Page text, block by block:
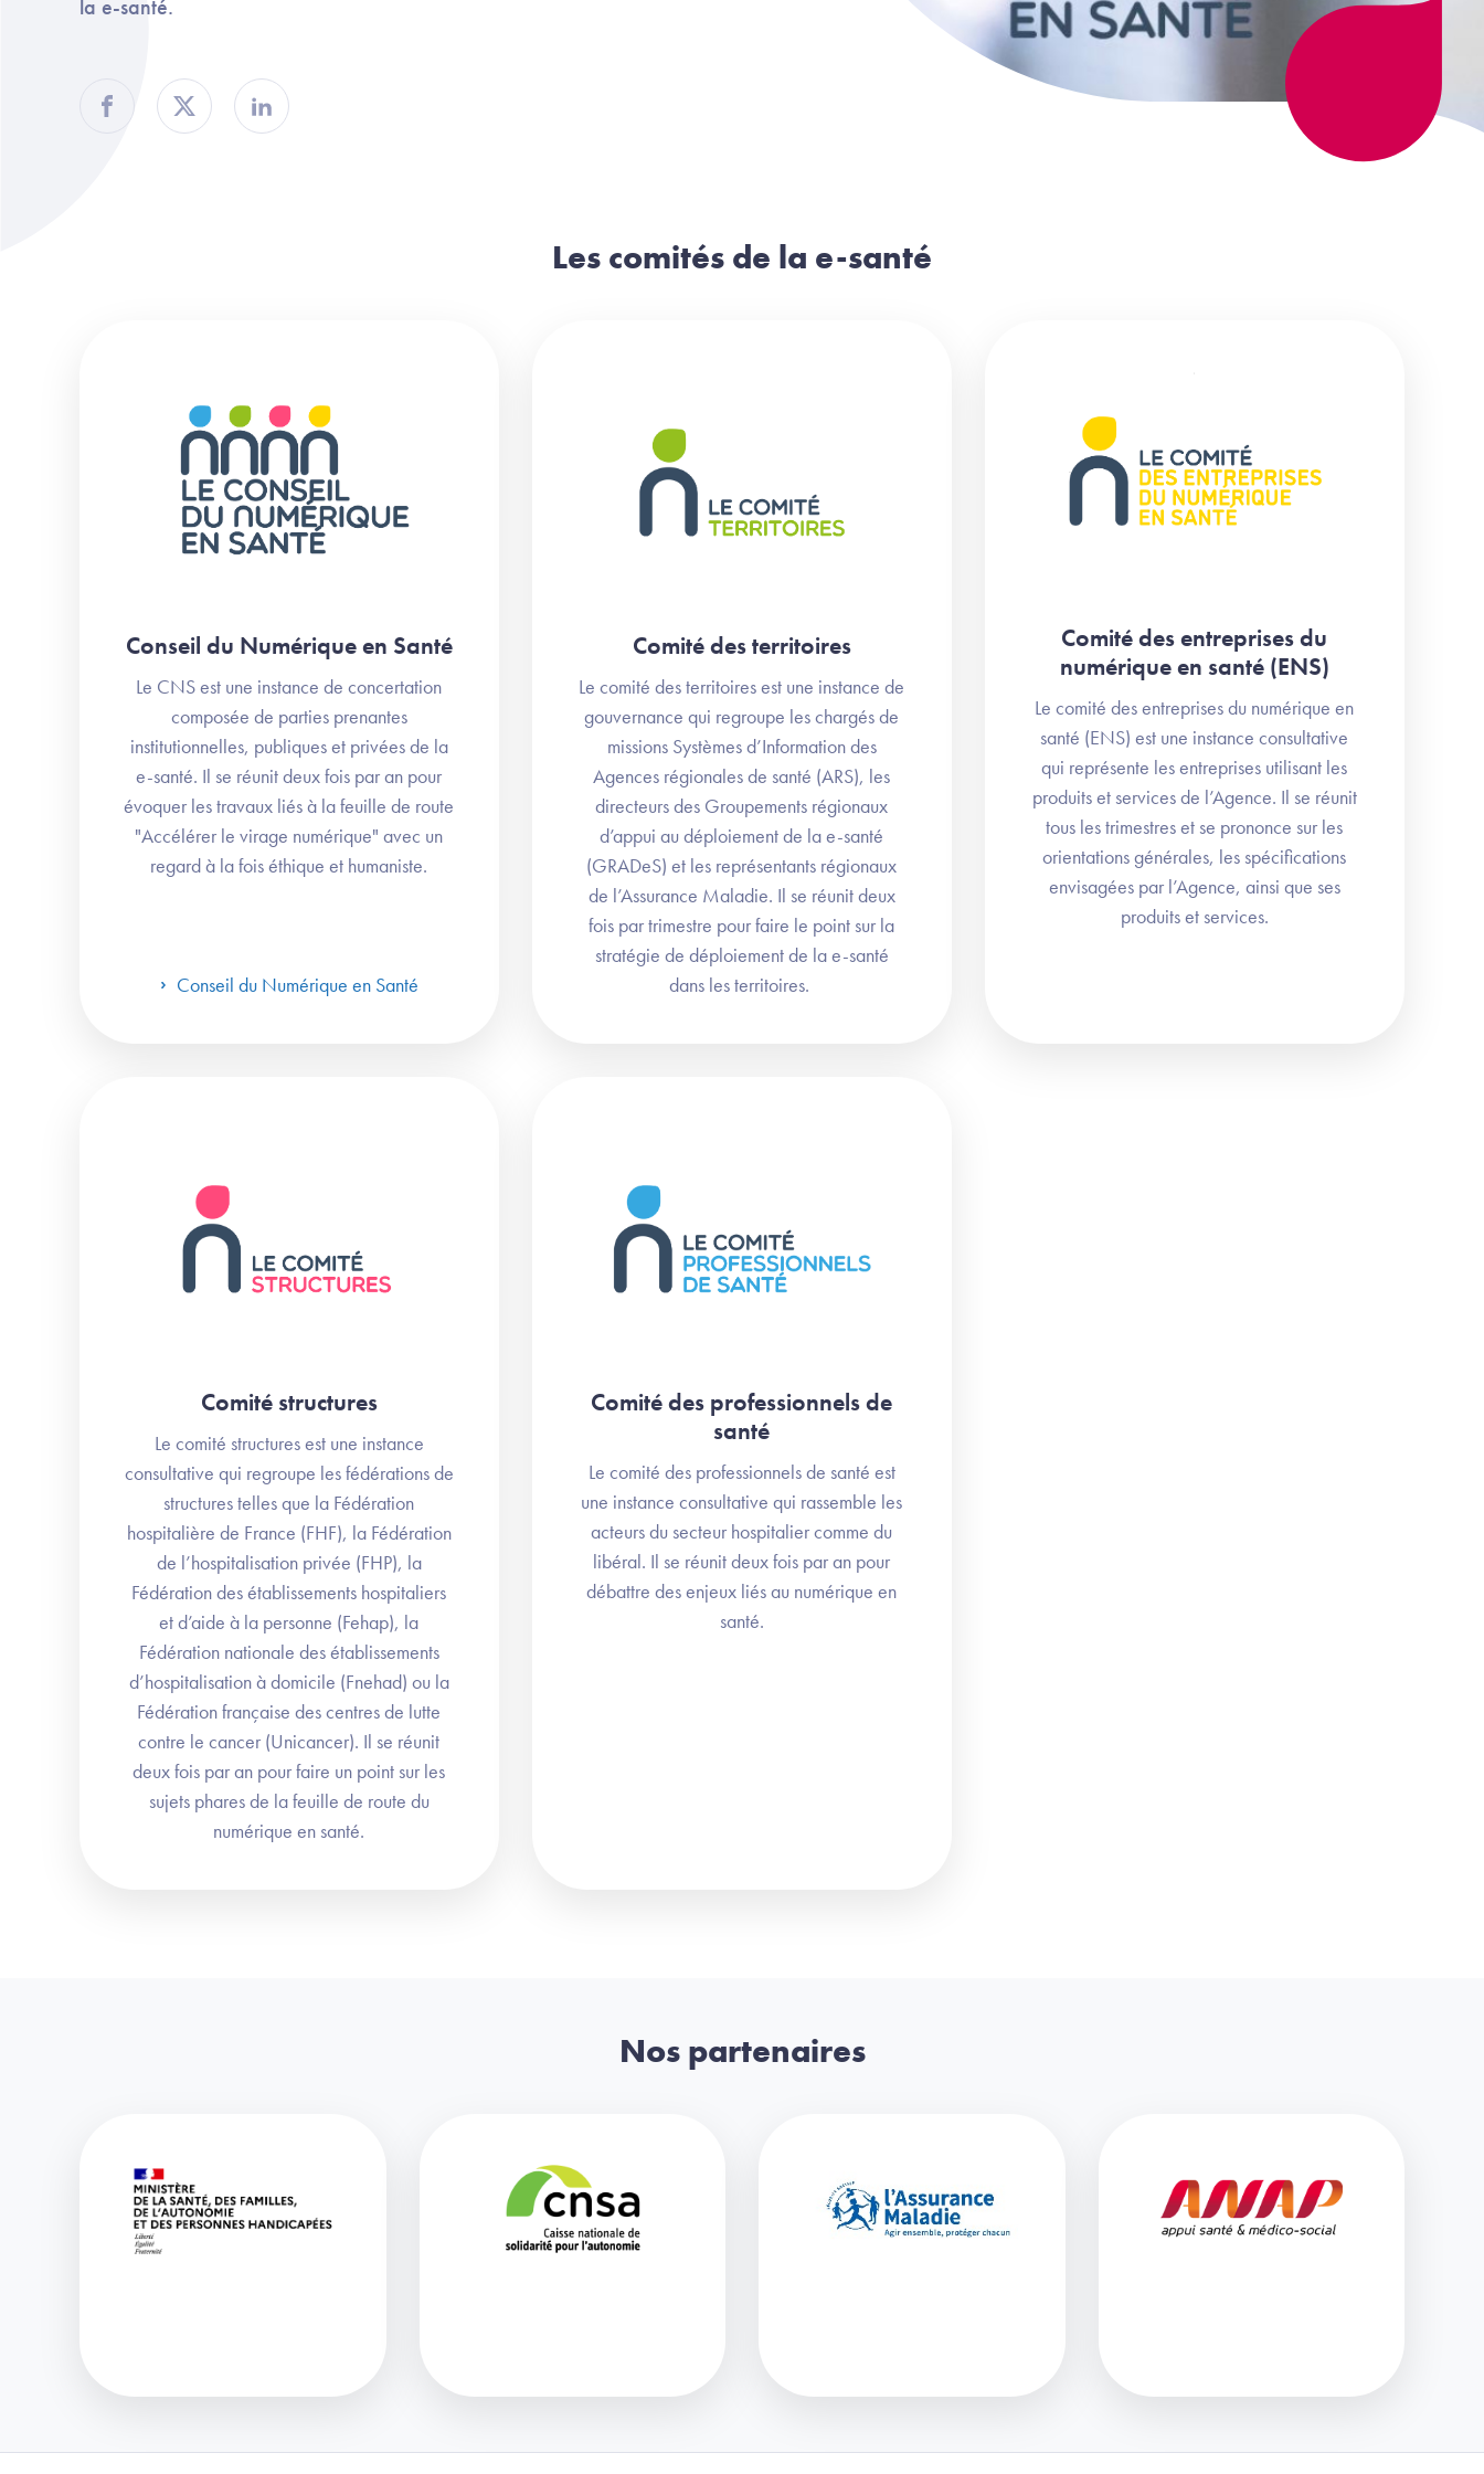
la e-santé.
Partager sur Facebook
Partager sur TwitterPartager sur Linkedin
Les comités de la e-santé
Conseil du Numérique en Santé
Le CNS est une instance de concertation
composée de parties prenantes
institutionnelles, publiques et privées de la
e-santé. Il se réunit deux fois par an pour
évoquer les travaux liés à la feuille de route
"Accélérer le virage numérique" avec un
regard à la fois éthique et humaniste.
Conseil du Numérique en Santé
Comité des territoires
Le comité des territoires est une instance de
gouvernance qui regroupe les chargés de
missions Systèmes d’Information des
Agences régionales de santé (ARS), les
directeurs des Groupements régionaux
d’appui au déploiement de la e-santé
(GRADeS) et les représentants régionaux
de l’Assurance Maladie. Il se réunit deux
fois par trimestre pour faire le point sur la
stratégie de déploiement de la e-santé
dans les territoires.
Comité des entreprises du
numérique en santé (ENS)
Le comité des entreprises du numérique en
santé (ENS) est une instance consultative
qui représente les entreprises utilisant les
produits et services de l’Agence. Il se réunit
tous les trimestres et se prononce sur les
orientations générales, les spécifications
envisagées par l’Agence, ainsi que ses
produits et services.
Comité structures
Le comité structures est une instance
consultative qui regroupe les fédérations de
structures telles que la Fédération
hospitalière de France (FHF), la Fédération
de l’hospitalisation privée (FHP), la
Fédération des établissements hospitaliers
et d’aide à la personne (Fehap), la
Fédération nationale des établissements
d’hospitalisation à domicile (Fnehad) ou la
Fédération française des centres de lutte
contre le cancer (Unicancer). Il se réunit
deux fois par an pour faire un point sur les
sujets phares de la feuille de route du
numérique en santé.
Comité des professionnels de
santé
Le comité des professionnels de santé est
une instance consultative qui rassemble les
acteurs du secteur hospitalier comme du
libéral. Il se réunit deux fois par an pour
débattre des enjeux liés au numérique en
santé.
Nos partenaires